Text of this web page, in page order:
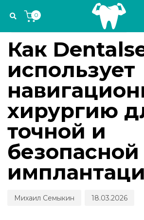
links
navigation
Skip
content
0
IN:
ИМПЛАНТОЛОГИЯ И ОРТОПЕДИЯ
Как
использует
хирургию
точной и
безопасной
Михаил Семыкин
on:
18.03.2026